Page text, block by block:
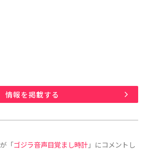
情報を掲載する
「ゴジラ音声目覚まし時計」にコメントし